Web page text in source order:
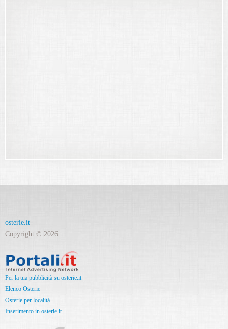
osterie.it
Copyright © 2026
Per la tua pubblicità su osterie.it
Elenco Osterie
Osterie per località
Inserimento in osterie.it